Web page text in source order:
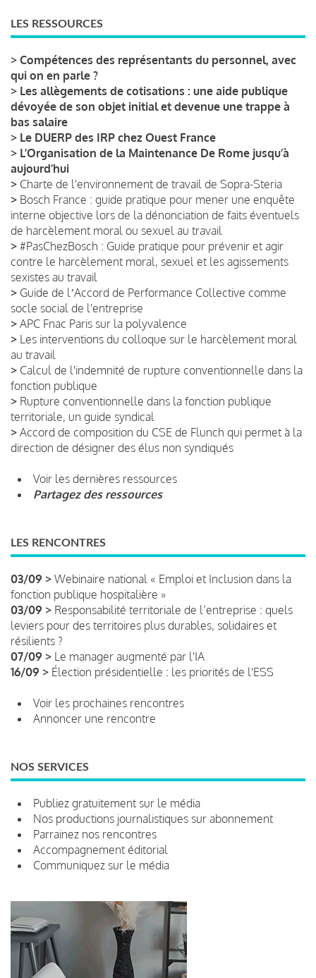
LES RESSOURCES
> Compétences des représentants du personnel, avec
qui on en parle ?
> Les allègements de cotisations : une aide publique
dévoyée de son objet initial et devenue une trappe à
bas salaire
> Le DUERP des IRP chez Ouest France
> L’Organisation de la Maintenance De Rome jusqu’à
aujourd’hui
> Charte de l'environnement de travail de Sopra-Steria
> Bosch France : guide pratique pour mener une enquête
interne objective lors de la dénonciation de faits éventuels
de harcèlement moral ou sexuel au travail
> #PasChezBosch : Guide pratique pour prévenir et agir
contre le harcèlement moral, sexuel et les agissements
sexistes au travail
> Guide de lʼAccord de Performance Collective comme
socle social de l'entreprise
> APC Fnac Paris sur la polyvalence
> Les interventions du colloque sur le harcèlement moral
au travail
> Calcul de l'indemnité de rupture conventionnelle dans la
fonction publique
> Rupture conventionnelle dans la fonction publique
territoriale, un guide syndical
> Accord de composition du CSE de Flunch qui permet à la
direction de désigner des élus non syndiqués
Voir les dernières ressources
Partagez des ressources
LES RENCONTRES
03/09 > Webinaire national « Emploi et Inclusion dans la
fonction publique hospitalière »
03/09 > Responsabilité territoriale de l’entreprise : quels
leviers pour des territoires plus durables, solidaires et
résilients ?
07/09 > Le manager augmenté par l'IA
16/09 > Élection présidentielle : les priorités de l'ESS
Voir les prochaines rencontres
Annoncer une rencontre
NOS SERVICES
Publiez gratuitement sur le média
Nos productions journalistiques sur abonnement
Parrainez nos rencontres
Accompagnement éditorial
Communiquez sur le média